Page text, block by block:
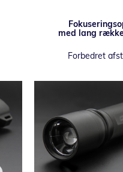
med lang
Forbedret